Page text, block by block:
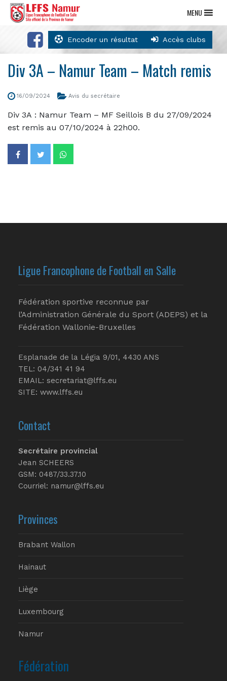
Encoder un résultat Accès clubs
MENU
Div 3A – Namur Team – Match remis
16/09/2024 Avis du secrétaire
Div 3A : Namur Team – MF Seillois B du 27/09/2024
est remis au 07/10/2024 à 22h00.
Ligue Francophone de Football en Salle
Fédération sportive reconnue par
l’Administration Générale du Sport (ADEPS) et la
Fédération Wallonie-Bruxelles
Esplanade de la Légia 9/01, 4430 ANS
TEL: 04/341 41 94
EMAIL: secretariat@lffs.eu
SITE: www.lffs.eu
Contact
Secrétaire provincial
Jean SCHEERS
GSM: 0487/33.37.10
Courriel: namur@lffs.eu
Provinces
Brabant Wallon
Hainaut
Liège
Luxembourg
Namur
Fédération